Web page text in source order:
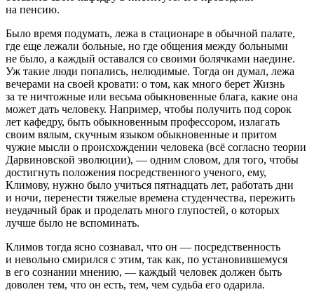
на пенсию.
Было время подумать, лежа в стационаре в обычной палате,
где еще лежали больные, но где общения между больными
не было, а каждый оставался со своими болячками наедине.
Уж такие люди попались, нелюдимые. Тогда он думал, лежа
вечерами на своей кровати: о том, как много берет Жизнь
за те ничтожные или весьма обыкновенные блага, какие она
может дать человеку. Например, чтобы получить под сорок
лет кафедру, быть обыкновенным профессором, излагать
своим вялым, скучным языком обыкновенные и притом
чужие мысли о происхождении человека (всё согласно теории
Дарвиновской эволюции), — одним словом, для того, чтобы
достигнуть положения посредственного ученого, ему,
Климову, нужно было учиться пятнадцать лет, работать дни
и ночи, перенести тяжелые времена студенчества, пережить
неудачный брак и проделать много глупостей, о которых
лучше было не вспоминать.
Климов тогда ясно сознавал, что он — посредственность
и невольно смирился с этим, так как, по установившемуся
в его сознании мнению, — каждый человек должен быть
доволен тем, что он есть, тем, чем судьба его одарила.